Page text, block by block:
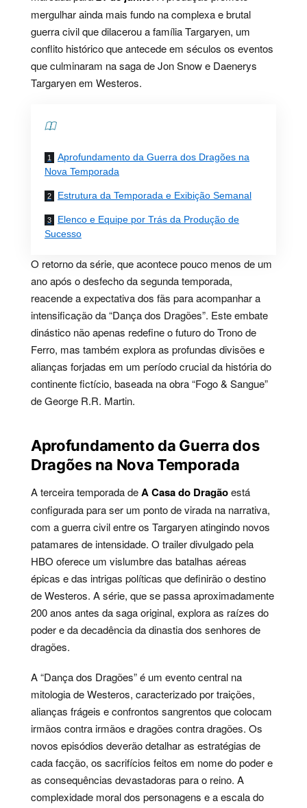
mergulhar ainda mais fundo na complexa e brutal
guerra civil que dilacerou a família Targaryen, um
conflito histórico que antecede em séculos os eventos
que culminaram na saga de Jon Snow e Daenerys
Targaryen em Westeros.
Aprofundamento da Guerra dos Dragões na
Nova Temporada
Estrutura da Temporada e Exibição Semanal
Elenco e Equipe por Trás da Produção de
Sucesso
O retorno da série, que acontece pouco menos de um
ano após o desfecho da segunda temporada,
reacende a expectativa dos fãs para acompanhar a
intensificação da “Dança dos Dragões”. Este embate
dinástico não apenas redefine o futuro do Trono de
Ferro, mas também explora as profundas divisões e
alianças forjadas em um período crucial da história do
continente fictício, baseada na obra “Fogo & Sangue”
de George R.R. Martin.
Aprofundamento da Guerra dos
Dragões na Nova Temporada
A terceira temporada deA Casa do Dragãoestá
configurada para ser um ponto de virada na narrativa,
com a guerra civil entre os Targaryen atingindo novos
patamares de intensidade. O trailer divulgado pela
HBO oferece um vislumbre das batalhas aéreas
épicas e das intrigas políticas que definirão o destino
de Westeros. A série, que se passa aproximadamente
200 anos antes da saga original, explora as raízes do
poder e da decadência da dinastia dos senhores de
dragões.
A “Dança dos Dragões” é um evento central na
mitologia de Westeros, caracterizado por traições,
alianças frágeis e confrontos sangrentos que colocam
irmãos contra irmãos e dragões contra dragões. Os
novos episódios deverão detalhar as estratégias de
cada facção, os sacrifícios feitos em nome do poder e
as consequências devastadoras para o reino. A
complexidade moral dos personagens e a escala do